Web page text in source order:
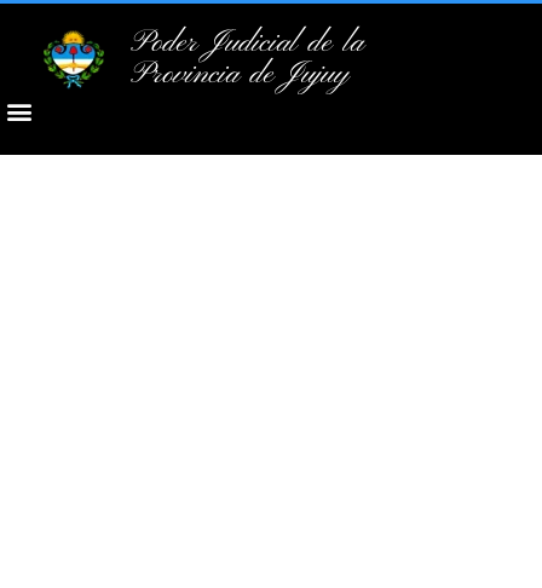
Poder Judicial de la
Provincia de Jujuy